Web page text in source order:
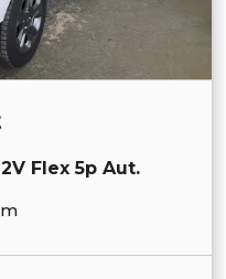
Flex 5p Aut.